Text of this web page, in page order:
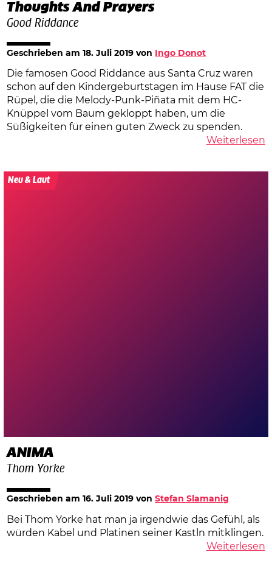
Thoughts And Prayers
Good Riddance
Geschrieben am18. Juli 2019 von Ingo Donot
Die famosen Good Riddance aus Santa Cruz waren
schon auf den Kindergeburtstagen im Hause FAT die
Rüpel, die die Melody-Punk-Piñata mit dem HC-
Knüppel vom Baum gekloppt haben, um die
Süßigkeiten für einen guten Zweck zu spenden.
Weiterlesen
Neu & Laut
ANIMA
Thom Yorke
Geschrieben am16. Juli 2019 vonStefan Slamanig
Bei Thom Yorke hat man ja irgendwie das Gefühl, als
würden Kabel und Platinen seiner Kastln mitklingen.
Weiterlesen